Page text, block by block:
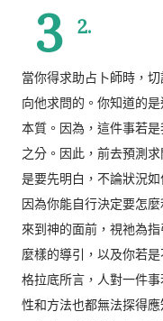
3 2.
當你得求助占卜師時，
向他求問的。你知道的
本質。因為，這件事若
之分。因此，前去預測
是要先明白，不論狀況
因為你能自行決定要怎
來到神的面前，視祂為
麼樣的導引，以及你若
格拉底所言，人對一件
性和方法也都無法探得